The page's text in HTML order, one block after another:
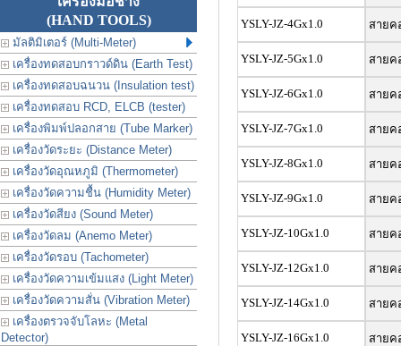
(HAND TOOLS)
มัลติมิเตอร์ (Multi-Meter)
เครื่องทดสอบกราวด์ดิน (Earth Test)
เครื่องทดสอบฉนวน (Insulation test)
เครื่องทดสอบ RCD, ELCB (tester)
เครื่องพิมพ์ปลอกสาย (Tube Marker)
เครื่องวัดระยะ (Distance Meter)
เครื่องวัดอุณหภูมิ (Thermometer)
เครื่องวัดความชื้น (Humidity Meter)
เครื่องวัดสียง (Sound Meter)
เครื่องวัดลม (Anemo Meter)
เครื่องวัดรอบ (Tachometer)
เครื่องวัดความเข้มแสง (Light Meter)
เครื่องวัดความสั่น (Vibration Meter)
เครื่องตรวจจับโลหะ (Metal
Detector)
YSLY-JZ-4Gx1.0 สายค
YSLY-JZ-5Gx1.0 สายค
YSLY-JZ-6Gx1.0 สายค
YSLY-JZ-7Gx1.0 สายค
YSLY-JZ-8Gx1.0 สายค
YSLY-JZ-9Gx1.0 สายค
YSLY-JZ-10Gx1.0 สายค
YSLY-JZ-12Gx1.0 สายค
YSLY-JZ-14Gx1.0 สายค
YSLY-JZ-16Gx1.0 สายค